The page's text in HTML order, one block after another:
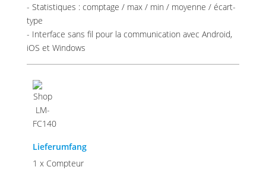
- Statistiques : comptage / max / min / moyenne / écart-
type
- Interface sans fil pour la communication avec Android,
iOS et Windows
Lieferumfang
1 x Compteur